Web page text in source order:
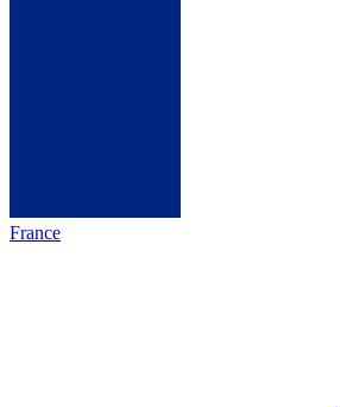
France